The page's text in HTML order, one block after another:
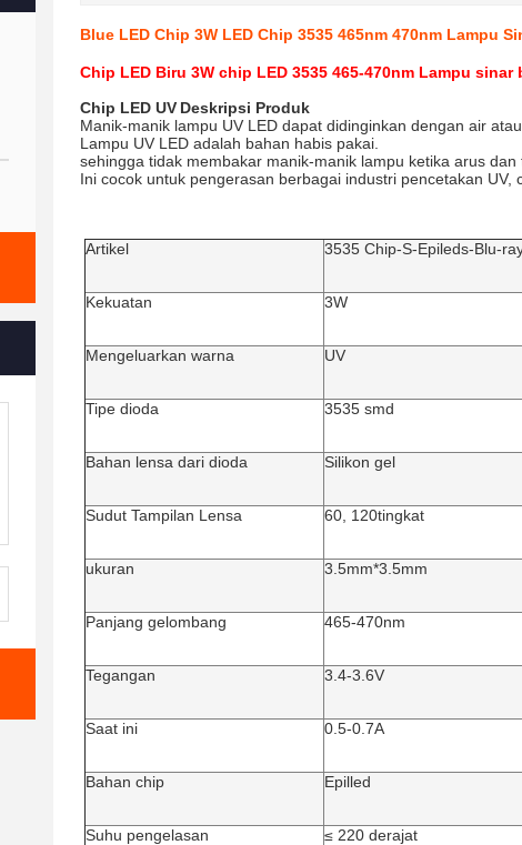
Blue LED Chip 3W LED Chip 3535 465nm 470nm Lampu
Chip LED Biru 3W chip LED 3535 465-470nm Lampu
Chip LED UV Deskripsi Produk
Manik-manik lampu UV LED dapat didinginkan dengan air atau
Lampu UV LED adalah bahan habis pakai.
sehingga tidak membakar manik-manik lampu ketika arus dan
Ini cocok untuk pengerasan berbagai industri pencetakan UV,
Artikel 3535 Chip-S-Epileds-Blu-
Kekuatan 3W
Mengeluarkan warna UV
Tipe dioda 3535 smd
Bahan lensa dari dioda Silikon gel
Sudut Tampilan Lensa 60, 120tingkat
ukuran 3.5mm*3.5mm
Panjang gelombang 465-470nm
Tegangan 3.4-3.6V
Saat ini 0.5-0.7A
Bahan chip Epilled
Suhu pengelasan ≤ 220 derajat